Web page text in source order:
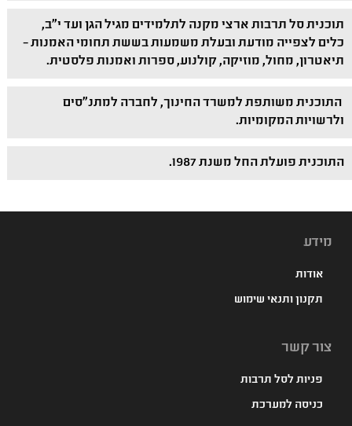
תוכנית סל תרבות ארצי מקנה לתלמידים מגיל הגן ועד י"ב,
כלים לצפייה מודעת ובעלת משמעות בששת תחומי האמנות –
תיאטרון, מחול, מוזיקה, קולנוע, ספרות ואמנות פלסטית.
התוכנית משותפת למשרד החינוך, לחברה למתנ"סים
ולרשויות המקומיות.
התוכנית פועלת החל משנת 1987.
מידע
אודות
תקנון ותנאי שימוש
צור קשר
פניות לסל תרבות
כניסה למערכת